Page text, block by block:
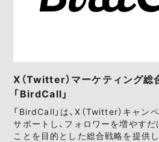
X（Twitter）マーケティング総
「BirdCall」
「BirdCall」は、X（Twitter）キャン
サポートし、フォロワーを増やすだ
ことを目的とした総合戦略を提供し